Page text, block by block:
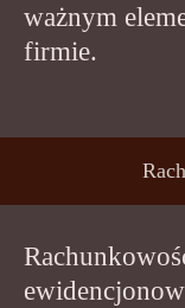
ważnym
firmie.